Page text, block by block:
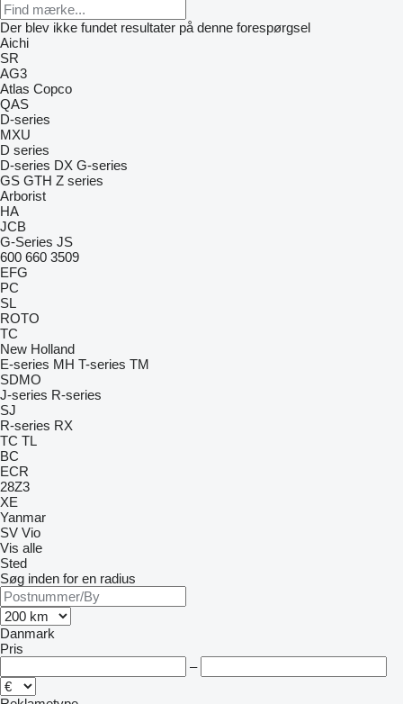
Der blev ikke fundet resultater på denne forespørgsel
Aichi
SR
AG3
Atlas Copco
QAS
D-series
MXU
D series
D-series DX G-series
GS GTH Z series
Arborist
HA
JCB
G-Series JS
600 660 3509
EFG
PC
SL
ROTO
TC
New Holland
E-series MH T-series TM
SDMO
J-series R-series
SJ
R-series RX
TC TL
BC
ECR
28Z3
XE
Yanmar
SV Vio
Vis alle
Sted
Søg inden for en radius
Danmark
Pris
–